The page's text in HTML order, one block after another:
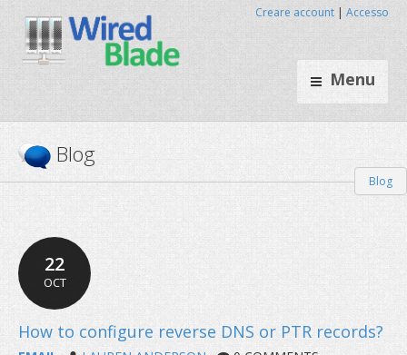
Menu
Creare account | Accesso
Blog
Blog
22
OCT